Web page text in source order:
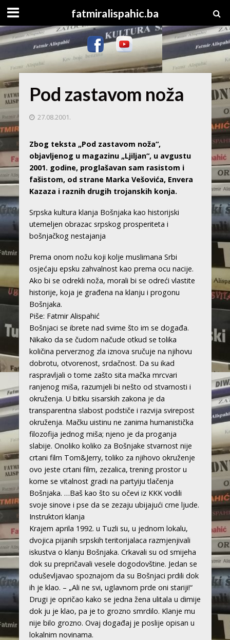
fatmiralispahic.ba
Pod zastavom noža
27.08.2001.
Zbog teksta „Pod zastavom noža“,
objavljenog u magazinu „Ljiljan“, u avgustu
2001. godine, proglašavan sam rasistom i
fašistom, od strane Marka Vešovića, Envera
Kazaza i raznih drugih trojanskih konja.
Srpska kultura klanja Bošnjaka kao historijski
utemeljen obrazac srpskog prosperiteta i
bošnjačkog nestajanja
Prema onom nožu koji kolje muslimana Srbi
osjećaju epsku zahvalnost kao prema ocu nacije.
Ako bi se odrekli noža, morali bi se odreći vlastite
historije, koja je građena na klanju i progonu
Bošnjaka.
Piše: Fatmir Alispahić
Bošnjaci se ibrete nad svime što im se događa.
Nikako da se čudom načude otkud se tolika
količina perverznog zla iznova sručuje na njihovu
dobrotu, otvorenost, srdačnost. Da su ikad
raspravljali o tome zašto sita mačka mrcvari
ranjenog miša, razumjeli bi nešto od stvarnosti i
okruženja. U bitku sisarskih zakona je da
transparentna slabost podstiče i razvija svirepost
okruženja. Mačku uistinu ne zanima humanistička
filozofija jednog miša; njeno je da proganja
slabije. Onoliko koliko za Bošnjake stvarnost nije
crtani film Tom&Jerry, toliko za njihovo okruženje
ovo jeste crtani film, zezalica, trening prostor u
kome se vitalnost gradi na partyiju tlačenja
Bošnjaka. …Baš kao što su očevi iz KKK vodili
svoje sinove i pse da se zezaju ubijajući crne ljude.
Instruktori klanja
Krajem aprila 1992. u Tuzli su, u jednom lokalu,
dvojica pijanih srpskih teritorijalaca razmjenjivali
iskustva o klanju Bošnjaka. Crkavali su od smijeha
dok su prepričavali vesele dogodovštine. Jedan se
oduševljavao spoznajom da su Bošnjaci prdili dok
ih je klao. – „Ali ne svi, uglavnom prde oni stariji!“
Drugi je opričao kako se jedna žena ulitala u dimije
dok ju je klao, pa je to grozno smrdilo. Klanje mu
nije bilo grozno. Ovaj događaj je poslije opisan u
lokalnim novinama.